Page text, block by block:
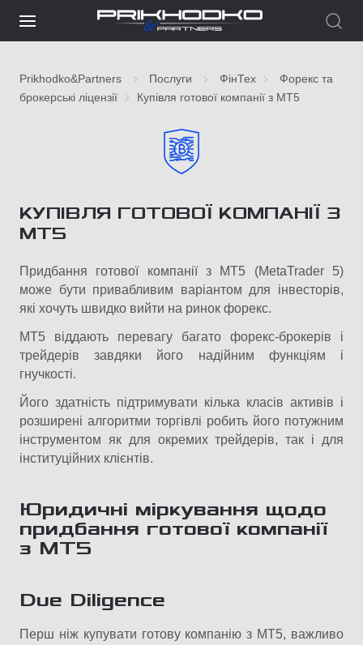
Prikhodko&Partners Послуги ФінТех
Форекс та
брокерські ліцензії
Купівля готової компанії з МТ5
КУПІВЛЯ ГОТОВОЇ КОМПАНІЇ З
МТ5
Придбання готової компанії з MT5 (MetaTrader 5)
може бути привабливим варіантом для інвесторів,
які хочуть швидко вийти на ринок форекс.
MT5 віддають перевагу багато форекс-брокерів і
трейдерів завдяки його надійним функціям і
гнучкості.
Його здатність підтримувати кілька класів активів і
розширені алгоритми торгівлі робить його потужним
інструментом як для окремих трейдерів, так і для
інституційних клієнтів.
Юридичні міркування щодо
придбання готової компанії
з MT5
Due Diligence
Перш ніж купувати готову компанію з МТ5, важливо